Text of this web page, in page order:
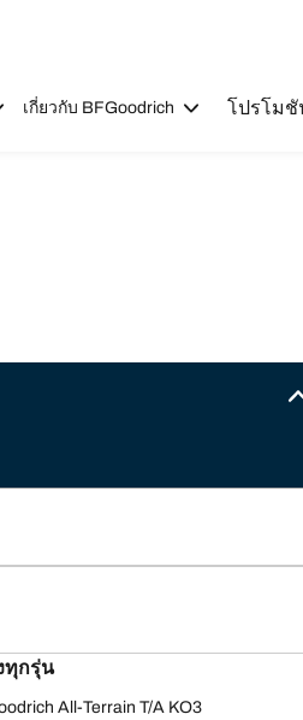
เกี่ยวกับ BFGoodrich โปรโมชั
ทุกรุ่น
All-Terrain T/A KO3